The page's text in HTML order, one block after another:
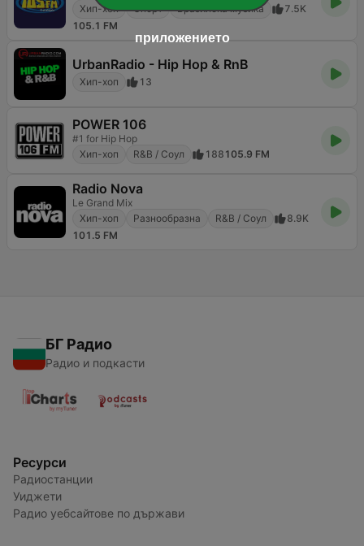
Хип-хоп
Спорт Бразилска музика
7.5K
105.1 FM
UrbanRadio - Hip Hop & RnB
Хип-хоп 13
POWER 106
#1 for Hip Hop
Хип-хоп
R&B / Соул 188 105.9 FM
Radio Nova
Le Grand Mix
Хип-хоп
Разнообразна R&B / Соул
8.9K
101.5 FM
БГ Радио
Радио и подкасти
Ресурси
Радиостанции
Уиджети
Радио уебсайтове по държави
приложението